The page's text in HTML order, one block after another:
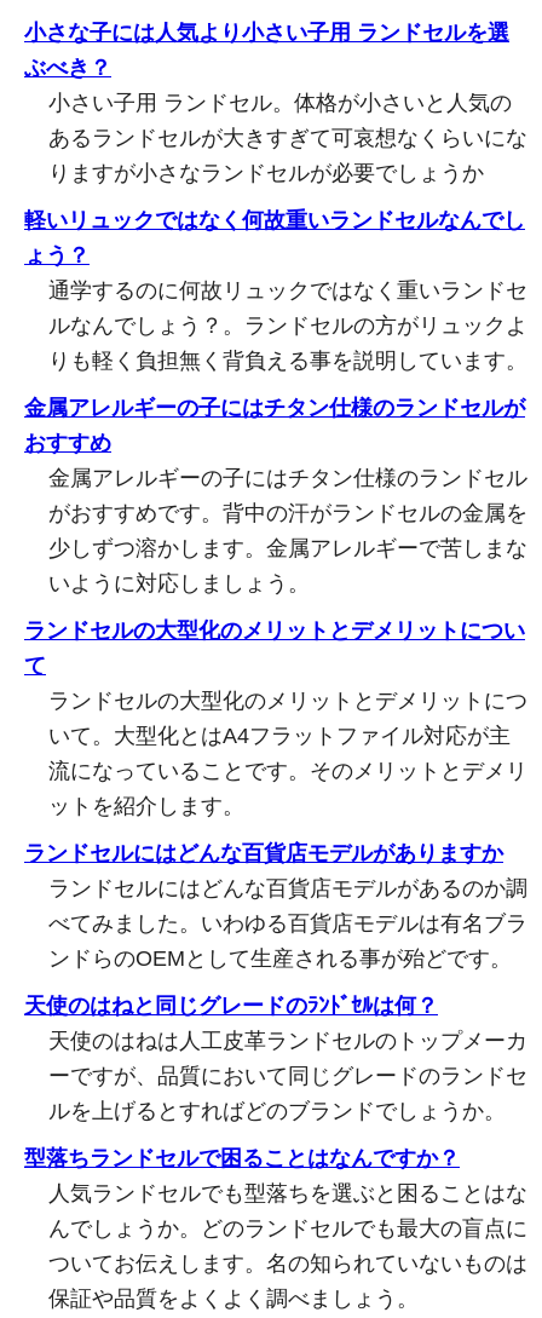
小さな子には人気より小さい子用 ランドセルを選
ぶべき？
小さい子用 ランドセル。体格が小さいと人気の
あるランドセルが大きすぎて可哀想なくらいにな
りますが小さなランドセルが必要でしょうか
軽いリュックではなく何故重いランドセルなんでし
ょう？
通学するのに何故リュックではなく重いランドセ
ルなんでしょう？。ランドセルの方がリュックよ
りも軽く負担無く背負える事を説明しています。
金属アレルギーの子にはチタン仕様のランドセルが
おすすめ
金属アレルギーの子にはチタン仕様のランドセル
がおすすめです。背中の汗がランドセルの金属を
少しずつ溶かします。金属アレルギーで苦しまな
いように対応しましょう。
ランドセルの大型化のメリットとデメリットについ
て
ランドセルの大型化のメリットとデメリットにつ
いて。大型化とはA4フラットファイル対応が主
流になっていることです。そのメリットとデメリ
ットを紹介します。
ランドセルにはどんな百貨店モデルがありますか
ランドセルにはどんな百貨店モデルがあるのか調
べてみました。いわゆる百貨店モデルは有名ブラ
ンドらのOEMとして生産される事が殆どです。
天使のはねと同じグレードのﾗﾝﾄﾞｾﾙは何？
天使のはねは人工皮革ランドセルのトップメーカ
ーですが、品質において同じグレードのランドセ
ルを上げるとすればどのブランドでしょうか。
型落ちランドセルで困ることはなんですか？
人気ランドセルでも型落ちを選ぶと困ることはな
んでしょうか。どのランドセルでも最大の盲点に
ついてお伝えします。名の知られていないものは
保証や品質をよくよく調べましょう。